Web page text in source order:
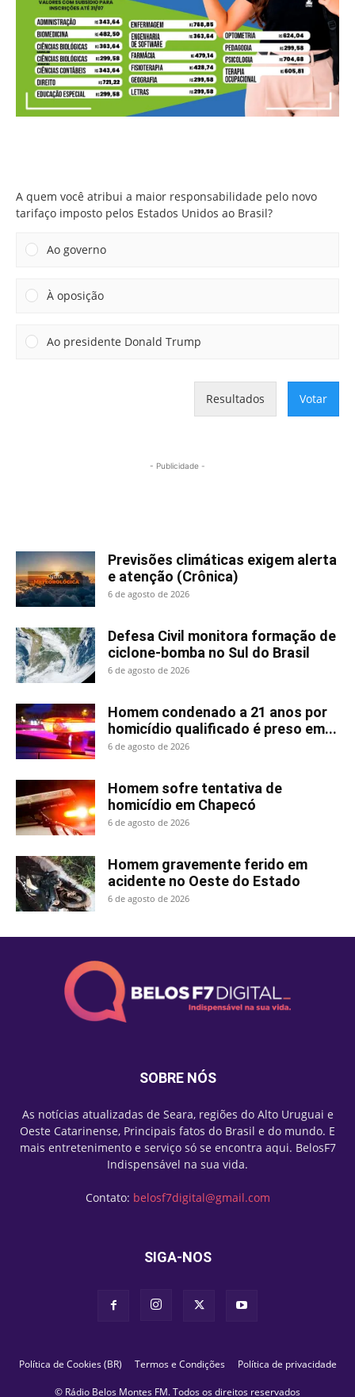
A quem você atribui a maior responsabilidade pelo novo
tarifaço imposto pelos Estados Unidos ao Brasil?
Ao governo
À oposição
Ao presidente Donald Trump
Resultados Votar
- Publicidade -
Previsões climáticas exigem alerta
e atenção (Crônica)
6 de agosto de 2026
Defesa Civil monitora formação de
ciclone-bomba no Sul do Brasil
6 de agosto de 2026
Homem condenado a 21 anos por
homicídio qualificado é preso em...
6 de agosto de 2026
Homem sofre tentativa de
homicídio em Chapecó
6 de agosto de 2026
Homem gravemente ferido em
acidente no Oeste do Estado
6 de agosto de 2026
SOBRE NÓS
As notícias atualizadas de Seara, regiões do Alto Uruguai e
Oeste Catarinense, Principais fatos do Brasil e do mundo. E
mais entretenimento e serviço só se encontra aqui. BelosF7
Indispensável na sua vida.
Contato: belosf7digital@gmail.com
SIGA-NOS
Política de Cookies (BR) Termos e Condições Política de privacidade
© Rádio Belos Montes FM. Todos os direitos reservados